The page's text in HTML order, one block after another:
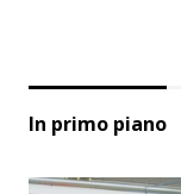
In primo piano